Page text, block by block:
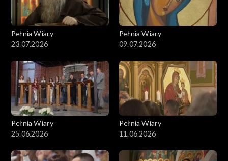
Pełnia Wiary
23.07.2026
Pełnia Wiary
09.07.2026
Pełnia Wiary
25.06.2026
Pełnia Wiary
11.06.2026